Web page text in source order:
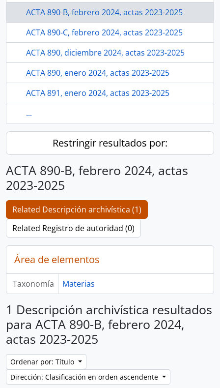
ACTA 890-B, febrero 2024, actas 2023-2025
ACTA 890-C, febrero 2024, actas 2023-2025
ACTA 890, diciembre 2024, actas 2023-2025
ACTA 890, enero 2024, actas 2023-2025
ACTA 891, enero 2024, actas 2023-2025
...
Restringir resultados por:
ACTA 890-B, febrero 2024, actas
2023-2025
Related Descripción archivística (1)
Related Registro de autoridad (0)
Área de elementos
Taxonomía Materias
1 Descripción archivística resultados
para ACTA 890-B, febrero 2024,
actas 2023-2025
Ordenar por: Título
Dirección: Clasificación en orden ascendente